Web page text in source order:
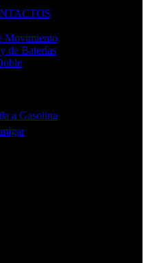
Movimiento
de Baterías
a Gasolina